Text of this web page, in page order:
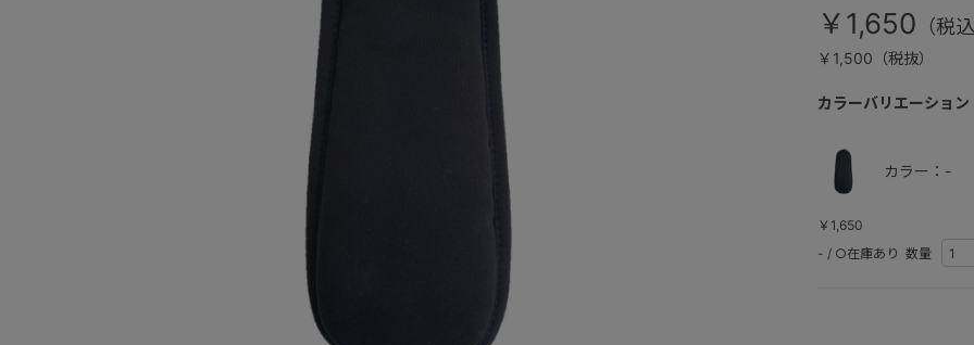
￥1,650
￥1,500（税抜）
カラーバリエーション
カラー：-
￥1,650
- / ○在庫あり 数量